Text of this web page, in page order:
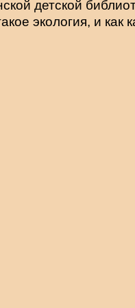
детской
экология, и